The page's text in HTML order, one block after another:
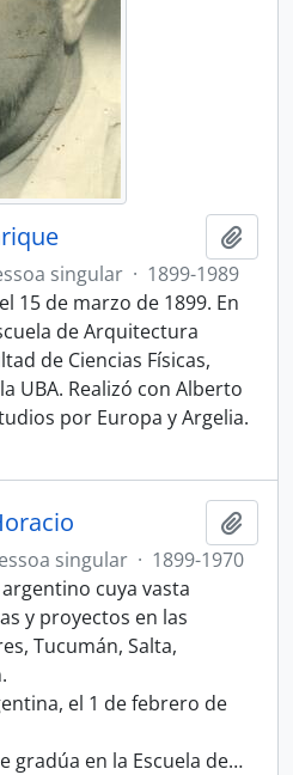
singular · 1899-1989
15 de marzo de 1899. En
de Arquitectura
de Ciencias Físicas,
UBA. Realizó con Alberto
por Europa y Argelia.
singular · 1899-1970
cuya vasta
y proyectos en las
Tucumán, Salta,
el 1 de febrero de
gradúa en la Escuela de…